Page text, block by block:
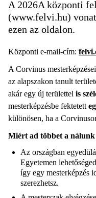
A 2026A központi
(www.felvi.hu)
ezen az oldalon.
Központi e-mail-cím:
A Corvinus
az alapszakon tanult
akár egy új területtel is
mesterképzésbe fektetett
különösen, ha a
Miért ad többet a nálunk
Az országban
Egyetemen
így egy mesterképzés
szerezhetsz.